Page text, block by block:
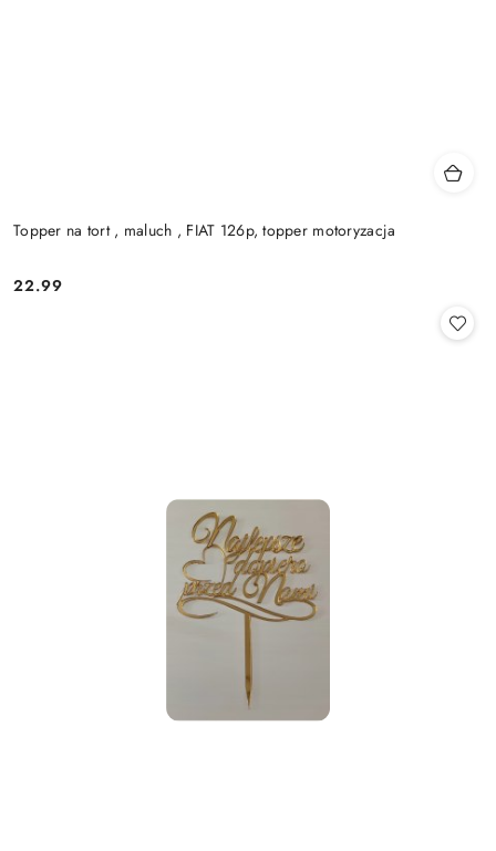
Topper na tort , maluch , FIAT 126p, topper motoryzacja
Cena:
22.99